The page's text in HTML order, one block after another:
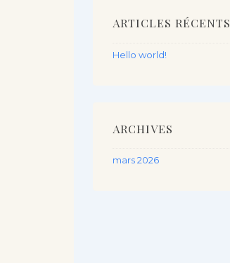
ARTICLES RÉCENTS
Hello world!
ARCHIVES
mars 2026